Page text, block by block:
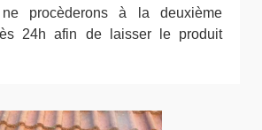
procèderons à la deuxième
24h afin de laisser le produit